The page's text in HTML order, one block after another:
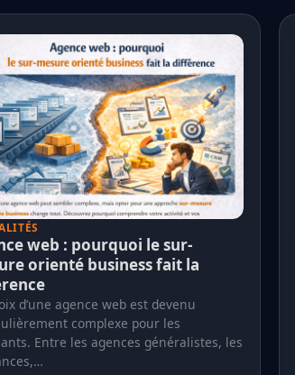
web : pourquoi le sur-
orienté business fait la
d’une agence web est devenu
complexe pour les
Entre les agences généralistes, les